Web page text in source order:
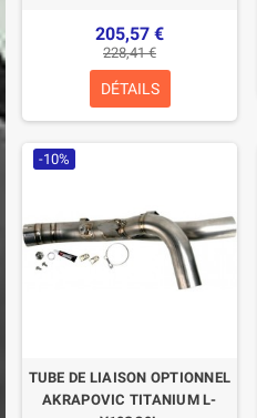
205,57 €
228,41 €
DÉTAILS
-10%
TUBE DE LIAISON OPTIONNEL
AKRAPOVIC TITANIUM L-